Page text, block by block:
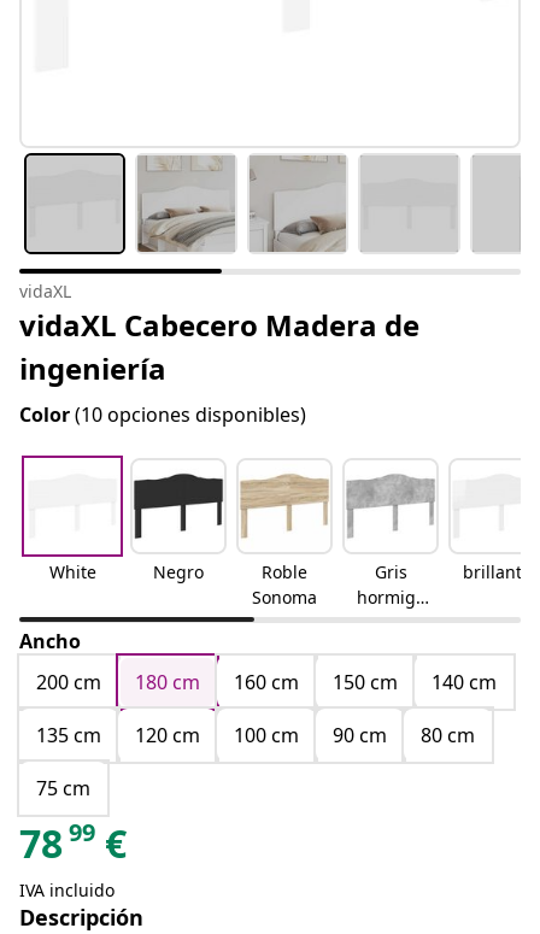
vidaXL
vidaXL Cabecero Madera de
ingeniería
Color(10 opciones disponibles)
White Negro
Roble
Sonoma
Gris
hormigó
n
brillante
Ancho
200 cm
180 cm 160 cm 150 cm
140 cm
135 cm
120 cm 100 cm 90 cm
80 cm
75 cm
7899 €
IVA incluido
Descripción